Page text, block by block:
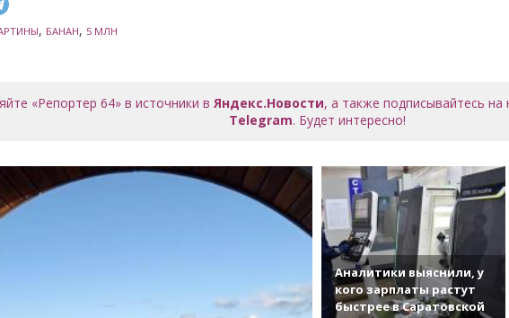
, БАНАН, 5 МЛН
«Репортер 64» в источники вЯндекс.Новости, а также подписывайтесь
Telegram. Будет интересно!
Аналитики выяснили, у
кого зарплаты растут
быстрее в Саратовской